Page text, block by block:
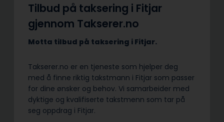
Tilbud på taksering i Fitjar
gjennom Takserer.no
Motta tilbud på taksering i Fitjar.
Takserer.no er en tjeneste som hjelper deg
med å finne riktig takstmann i Fitjar som passer
for dine ønsker og behov. Vi samarbeider med
dyktige og kvalifiserte takstmenn som tar på
seg oppdrag i Fitjar.